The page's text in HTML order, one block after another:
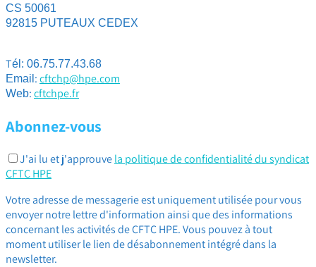
CS 50061
92815 PUTEAUX CEDEX
Tél: 06.75.77.43.68
Email :cftchp@hpe.com
Web:cftchpe.fr
Abonnez-vous
J'ai lu et j'approuvela politique de confidentialité du syndicat
CFTC HPE
Votre adresse de messagerie est uniquement utilisée pour vous
envoyer notre lettre d'information ainsi que des informations
concernant les activités de CFTC HPE. Vous pouvez à tout
moment utiliser le lien de désabonnement intégré dans la
newsletter.